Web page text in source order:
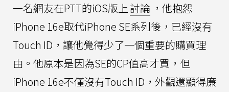
一名網友在PTT的iOS版上討論 ，他抱怨
iPhone 16e取代iPhone SE系列後，已經沒有
Touch ID，讓他覺得少了一個重要的購買理
由。他原本是因為SE的CP值高才買，但
iPhone 16e不僅沒有Touch ID，外觀還顯得廉